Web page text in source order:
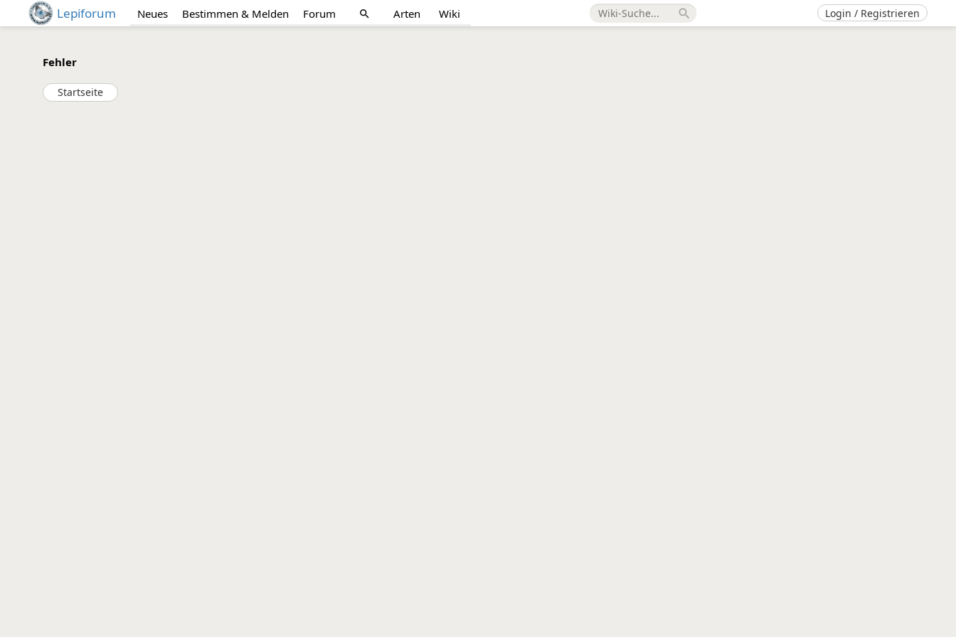
Lepiforum Neues Bestimmen & Melden Forum search Arten Wiki search Login / Registrieren
Fehler
Startseite